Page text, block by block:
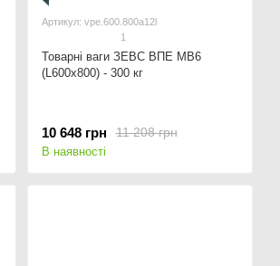
Артикул: vpe.600.800a12l
1
Товарні ваги ЗЕВС ВПЕ МВ6
(L600x800) - 300 кг
11 208 грн
10 648 грн
В наявності